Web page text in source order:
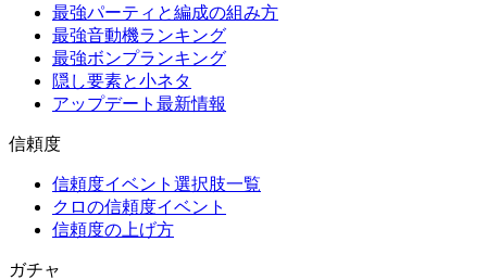
最強パーティと編成の組み方
最強音動機ランキング
最強ボンプランキング
隠し要素と小ネタ
アップデート最新情報
信頼度
信頼度イベント選択肢一覧
クロの信頼度イベント
信頼度の上げ方
ガチャ